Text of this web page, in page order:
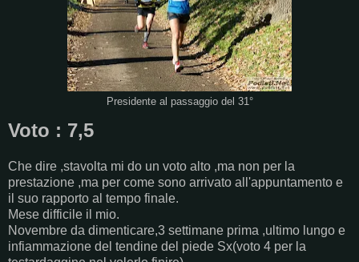
Presidente al passaggio del 31°
Voto : 7,5
Che dire ,stavolta mi do un voto alto ,ma non per la
prestazione ,ma per come sono arrivato all'appuntamento e
il suo rapporto al tempo finale.
Mese difficile il mio.
Novembre da dimenticare,3 settimane prima ,ultimo lungo e
infiammazione del tendine del piede Sx(voto 4 per la